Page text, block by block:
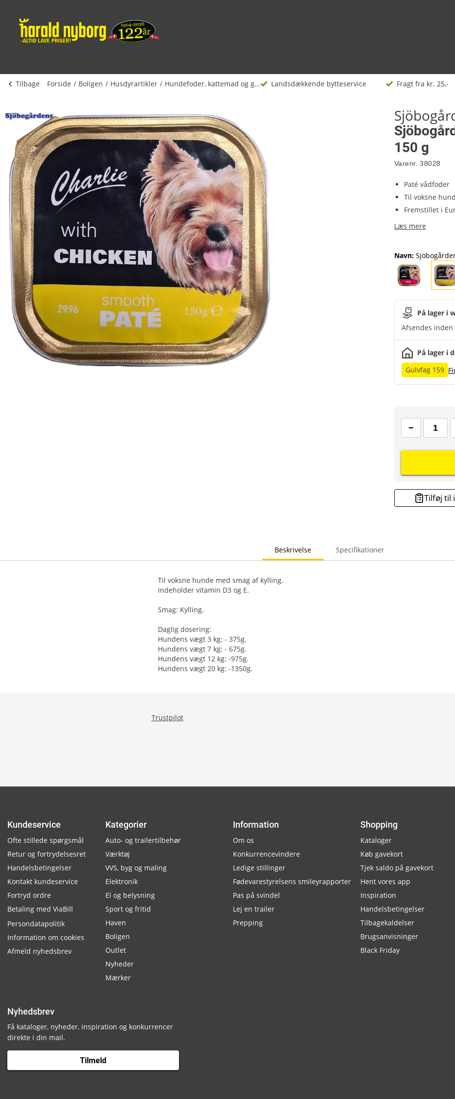
Tilbage Forside Boligen Husdyrartikler Hundefoder, kattemad og godbidder Landsdækkende bytteservice Fragt fra kr. 25,-
150 g
Varenr. 38028
Paté vådfoder
Til voksne
Fremstillet i
Læs mere
Navn:
På lager i
Afsendes
På lager i
Gulvfag 159
Tilføj til
Beskrivelse Specifikationer
Til voksne hunde med smag af kylling.
Indeholder vitamin D3 og E.
Smag: Kylling.
Daglig dosering:
Hundens vægt 3 kg: - 375g.
Hundens vægt 7 kg: - 675g.
Hundens vægt 12 kg: -975g.
Hundens vægt 20 kg: -1350g.
Trustpilot
Kundeservice
Ofte stillede spørgsmål
Retur og fortrydelsesret
Handelsbetingelser
Kontakt kundeservice
Fortryd ordre
Betaling med ViaBill
Persondatapolitik
Information om cookies
Afmeld nyhedsbrev
Kategorier
Auto- og trailertilbehør
Værktøj
VVS, byg og maling
Elektronik
El og belysning
Sport og fritid
Haven
Boligen
Outlet
Nyheder
Mærker
Information
Om os
Konkurrencevindere
Ledige stillinger
Fødevarestyrelsens smileyrapporter
Pas på svindel
Lej en trailer
Prepping
Shopping
Kataloger
Køb gavekort
Tjek saldo på gavekort
Hent vores app
Inspiration
Handelsbetingelser
Tilbagekaldelser
Brugsanvisninger
Black Friday
Nyhedsbrev
Få kataloger, nyheder, inspiration og konkurrencer
direkte i din mail.
Tilmeld